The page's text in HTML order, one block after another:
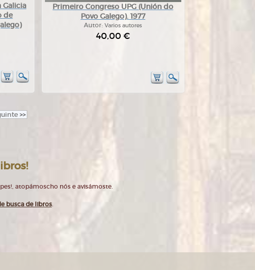
de
Primeiro Congreso UPG (Unión do
Povo Galego). 1977
Autor:Varios autores
40,00 €
>>
atopámoscho nós e avisámoste.
busca de libros.